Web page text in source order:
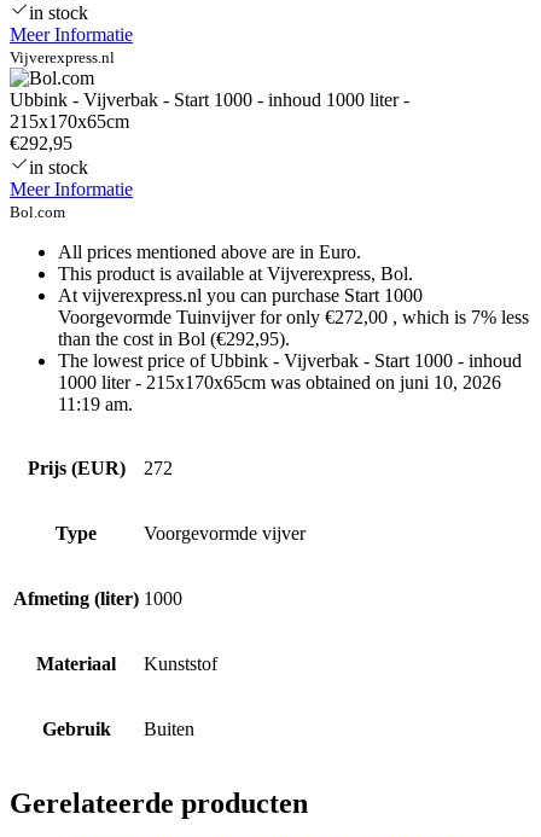
in stock
Meer Informatie
Vijverexpress.nl
Ubbink - Vijverbak - Start 1000 - inhoud 1000 liter -
215x170x65cm
€292,95
in stock
Meer Informatie
Bol.com
All prices mentioned above are in Euro.
This product is available at Vijverexpress, Bol.
At vijverexpress.nl you can purchase Start 1000
Voorgevormde Tuinvijver for only €272,00 , which is 7% less
than the cost in Bol (€292,95).
The lowest price of Ubbink - Vijverbak - Start 1000 - inhoud
1000 liter - 215x170x65cm was obtained on juni 10, 2026
11:19 am.
Prijs (EUR) 272
Type Voorgevormde vijver
Afmeting (liter) 1000
Materiaal Kunststof
Gebruik Buiten
Gerelateerde producten